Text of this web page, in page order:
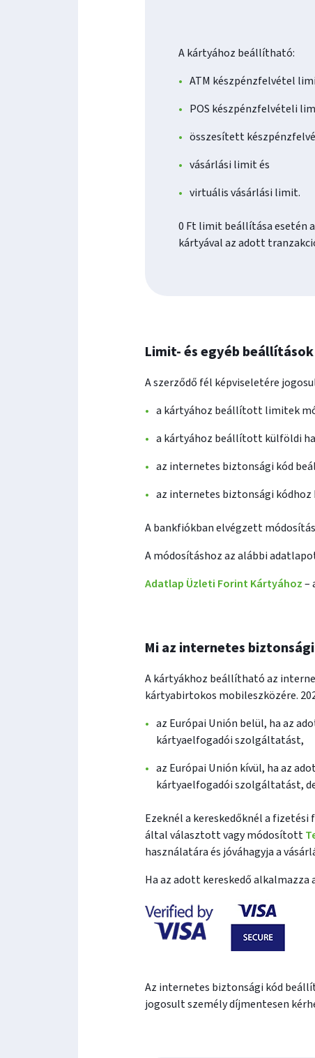
A kártyához beállítható:
ATM készpénzfelvétel
POS készpénzfelvételi
összesített
vásárlási limit és
virtuális vásárlási limit.
0 Ft limit beállítása esetén
kártyával az adott
Limit- és egyéb
A szerződő fél képviseletére
a kártyához beállított limitek
a kártyához beállított külföldi
az internetes biztonsági kód
az internetes biztonsági
A bankfiókban elvégzett
A módosításhoz az alábbi
Adatlap Üzleti Forint Kártyához–
Mi az internetes
A kártyákhoz beállítható az
kártyabirtokos mobileszközére.
az Európai Unión belül, ha az
kártyaelfogadói szolgáltatást,
az Európai Unión kívül, ha az
kártyaelfogadói szolgáltatást,
Ezeknél a kereskedőknél a
által választott vagy módosított
használatára és jóváhagyja a
Ha az adott kereskedő
Az internetes biztonsági kód
jogosult személy díjmentesen